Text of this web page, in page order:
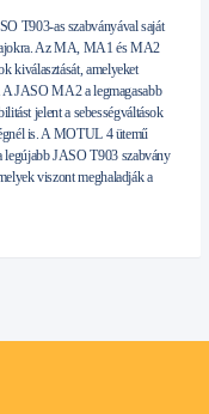
T903-as szabványával saját
Az MA, MA1 és MA2
kiválasztását, amelyeket
A JASO MA2 a legmagasabb
jelent a sebességváltások
is. A MOTUL 4 ütemű
JASO T903 szabvány
viszont meghaladják a